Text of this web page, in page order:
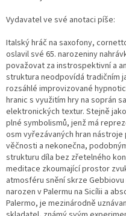
Vydavatel ve své anotaci píše:
Italský hráč na saxofony,
oslavil své 65. narozeniny
považovat za instrospektivní a
struktura neodpovídá tradičním
rozsáhlé improvizované
hranic s využitím hry na soprán
elektronických textur. Stejně
plné symbolismů, jenž má
osm vyřezávaných hran
věčnosti a nekonečna,
strukturu díla bez zřetelného
meditace zkoumající prostor
atmosféru snění skrze
narozen v Palermu na Sicílii a
Palermo, je mezinárodně